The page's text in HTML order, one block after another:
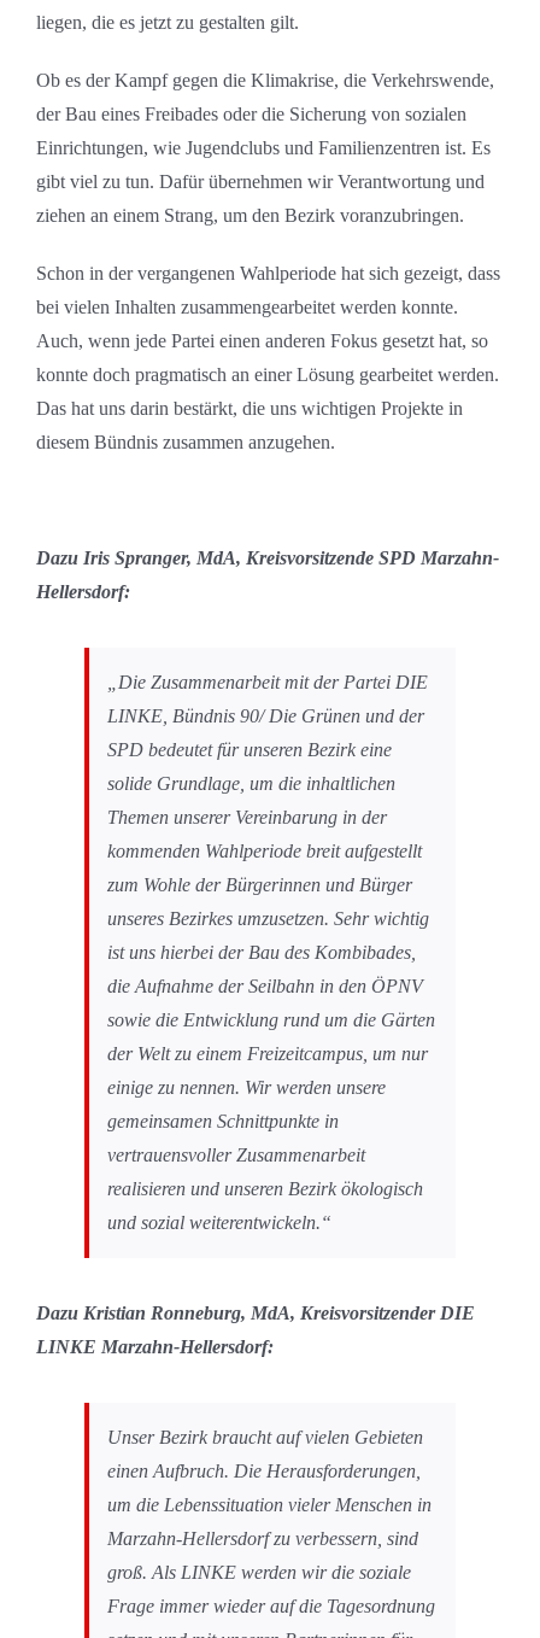
liegen, die es jetzt zu gestalten gilt.
Ob es der Kampf gegen die Klimakrise, die Verkehrswende,
der Bau eines Freibades oder die Sicherung von sozialen
Einrichtungen, wie Jugendclubs und Familienzentren ist. Es
gibt viel zu tun. Dafür übernehmen wir Verantwortung und
ziehen an einem Strang, um den Bezirk voranzubringen.
Schon in der vergangenen Wahlperiode hat sich gezeigt, dass
bei vielen Inhalten zusammengearbeitet werden konnte.
Auch, wenn jede Partei einen anderen Fokus gesetzt hat, so
konnte doch pragmatisch an einer Lösung gearbeitet werden.
Das hat uns darin bestärkt, die uns wichtigen Projekte in
diesem Bündnis zusammen anzugehen.
Dazu Iris Spranger, MdA, Kreisvorsitzende SPD Marzahn-
Hellersdorf:
Die Zusammenarbeit mit der Partei DIE
LINKE, Bündnis 90/ Die Grünen und der
SPD bedeutet für unseren Bezirk eine
solide Grundlage, um die inhaltlichen
Themen unserer Vereinbarung in der
kommenden Wahlperiode breit aufgestellt
zum Wohle der Bürgerinnen und Bürger
unseres Bezirkes umzusetzen. Sehr wichtig
ist uns hierbei der Bau des Kombibades,
die Aufnahme der Seilbahn in den ÖPNV
sowie die Entwicklung rund um die Gärten
der Welt zu einem Freizeitcampus, um nur
einige zu nennen. Wir werden unsere
gemeinsamen Schnittpunkte in
vertrauensvoller Zusammenarbeit
realisieren und unseren Bezirk ökologisch
und sozial weiterentwickeln.“
Dazu Kristian Ronneburg, MdA, Kreisvorsitzender DIE
LINKE Marzahn-Hellersdorf:
Unser Bezirk braucht auf vielen Gebieten
einen Aufbruch. Die Herausforderungen,
um die Lebenssituation vieler Menschen in
Marzahn-Hellersdorf zu verbessern, sind
groß. Als LINKE werden wir die soziale
Frage immer wieder auf die Tagesordnung